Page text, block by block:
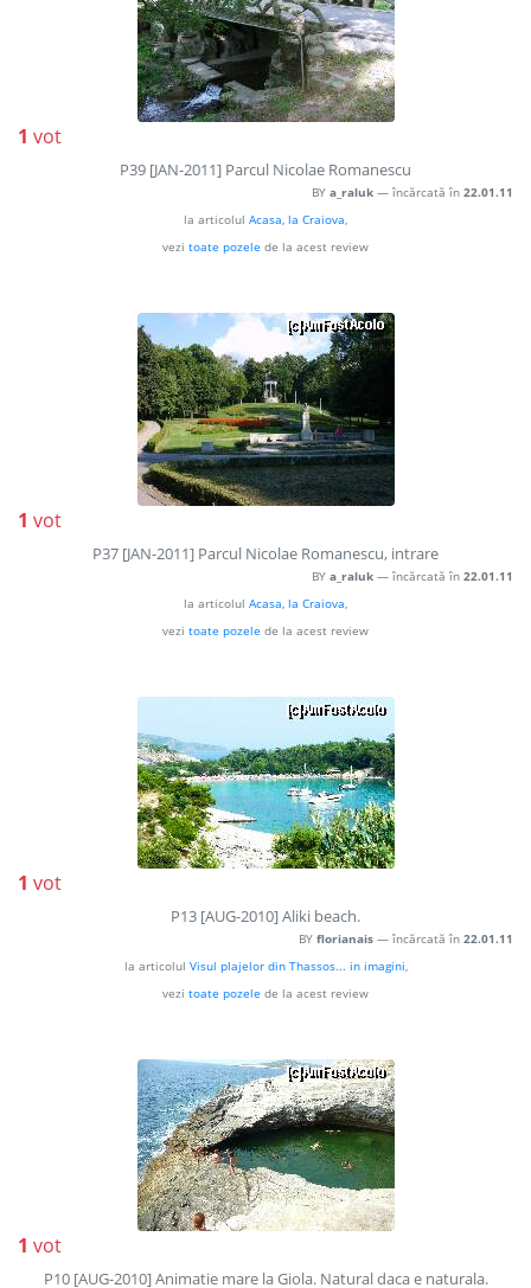
1 vot
P39 [JAN-2011] Parcul Nicolae Romanescu
BY a_raluk — încărcată în 22.01.11
la articolul Acasa, la Craiova,
vezi toate pozele de la acest review
1 vot
P37 [JAN-2011] Parcul Nicolae Romanescu, intrare
BY a_raluk — încărcată în 22.01.11
la articolul Acasa, la Craiova,
vezi toate pozele de la acest review
1 vot
P13 [AUG-2010] Aliki beach.
BY florianais — încărcată în 22.01.11
la articolul Visul plajelor din Thassos... in imagini,
vezi toate pozele de la acest review
1 vot
P10 [AUG-2010] Animatie mare la Giola. Natural daca e naturala.